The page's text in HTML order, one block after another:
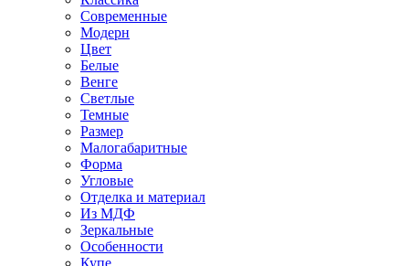
Современные
Модерн
Цвет
Белые
Венге
Светлые
Темные
Размер
Малогабаритные
Форма
Угловые
Отделка и материал
Из МДФ
Зеркальные
Особенности
Купе